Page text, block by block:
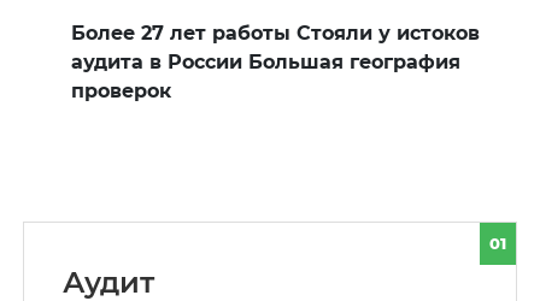
Более 27 лет работы Стояли у истоков
аудита в России Большая география
проверок
01
Аудит